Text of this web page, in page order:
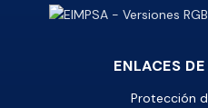
ENLACES
Protección